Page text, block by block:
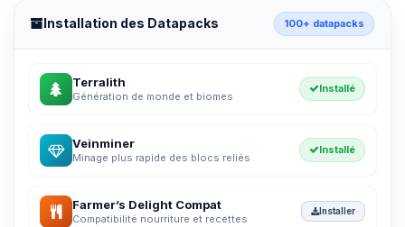
Installation des Datapacks 100+ datapacks
Terralith
Génération de monde et biomes
Installé
Veinminer
Minage plus rapide des blocs reliés
Installé
Farmer’s Delight Compat
Compatibilité nourriture et recettes
Installer